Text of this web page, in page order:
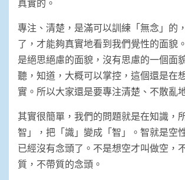
真實的。
專注、清楚，是滿可以訓練「無念」的
了，才能夠真實地看到我們覺性的面貌
是絕思絕慮的面貌，沒有思慮的一個面
聽，知道，大概可以掌控，這個還是在
實。所以大家還是要專注清楚、不散亂
其實很簡單，我們的問題就是在知識，
智」，把「識」變成「智」。智就是空
已經沒有念頭了。不是想空才叫做空，
質，不帶質的念頭。